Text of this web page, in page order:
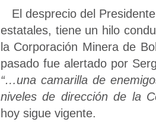
El desprecio del
estatales, tiene un hilo
la Corporación Minera de
pasado fue alertado por
“…una camarilla de
niveles de dirección de la
hoy sigue vigente.